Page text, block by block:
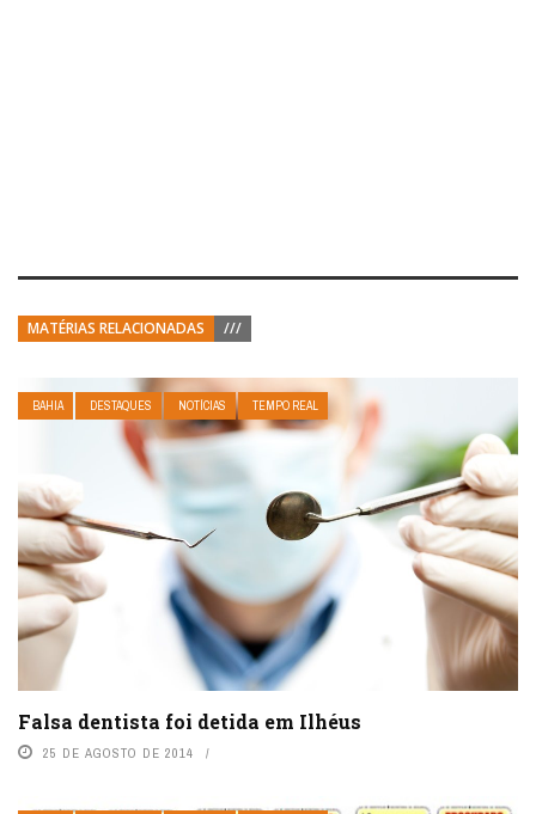
MATÉRIAS RELACIONADAS ///
BAHIA DESTAQUES NOTÍCIAS TEMPO REAL
Falsa dentista foi detida em Ilhéus
25 DE AGOSTO DE 2014